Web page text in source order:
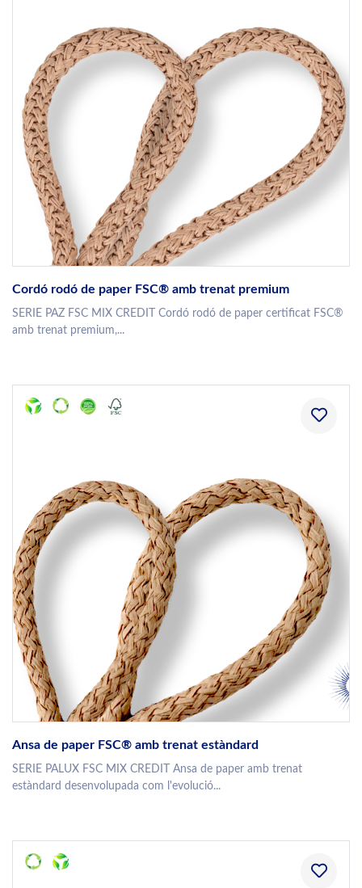
Cordó rodó de paper FSC® amb trenat premium
SERIE PAZ FSC MIX CREDIT Cordó rodó de paper certificat FSC®
amb trenat premium,...
Ansa de paper FSC® amb trenat estàndard
SERIE PALUX FSC MIX CREDIT Ansa de paper amb trenat
estàndard desenvolupada com l'evolució...